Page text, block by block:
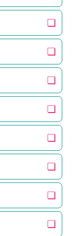
❏
❏
❏
❏
❏
❏
❏
❏